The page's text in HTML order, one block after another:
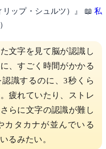
ップ・シュルツ）』 📖 私
文字を見て脳が認識し
、すごく時間がかかる
識するのに、3秒くら
疲れていたり、ストレ
らに文字の認識が難し
カタカナが並んでいる
るみたい。